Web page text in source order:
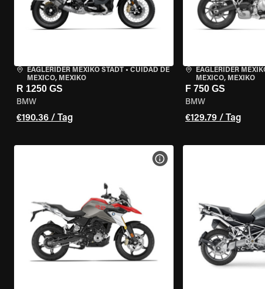
EAGLERIDER MEXIKO STADT • CUIDAD DE
MEXICO, MEXIKO
R 1250 GS
BMW
€190.36 / Tag
EAGLERIDER
MEXICO, MEXIKO
F 750 GS
BMW
€129.79 / Tag
MOTORRAD-DETAILS